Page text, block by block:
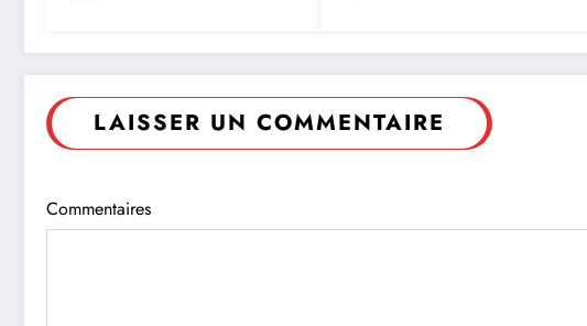
LAISSER UN COMMENTAIRE
Commentaires